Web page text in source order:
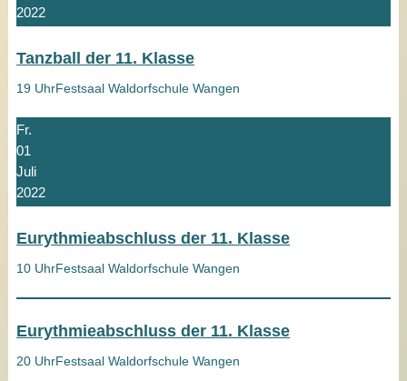
2022
Tanzball der 11. Klasse
19 UhrFestsaal Waldorfschule Wangen
Fr.
01
Juli
2022
Eurythmieabschluss der 11. Klasse
10 UhrFestsaal Waldorfschule Wangen
Eurythmieabschluss der 11. Klasse
20 UhrFestsaal Waldorfschule Wangen